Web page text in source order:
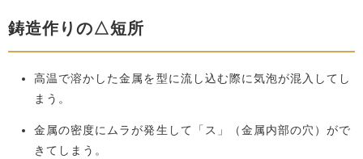
鋳造作りの△短所
高温で溶かした金属を型に流し込む際に気泡が混入してし
まう。
金属の密度にムラが発生して「ス」（金属内部の穴）がで
きてしまう。